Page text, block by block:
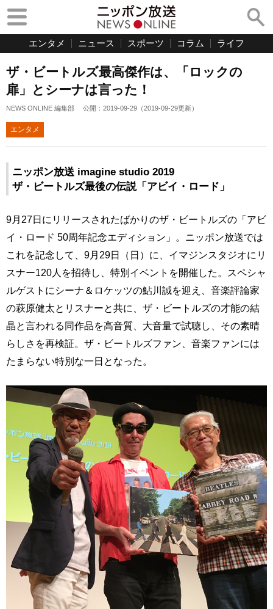
エンタメ ニュース スポーツ コラム ライフ
ザ・ビートルズ最高傑作は、「ロックの
扉」とシーナは言った！
NEWS ONLINE 編集部 公開： 2019-09-29 （2019-09-29更新）
エンタメ
ニッポン放送 imagine studio 2019
ザ・ビートルズ最後の伝説「アビイ・ロード」
9月27日にリリースされたばかりのザ・ビートルズの「アビ
イ・ロード 50周年記念エディション」。ニッポン放送では
これを記念して、9月29日（日）に、イマジンスタジオにリ
スナー120人を招待し、特別イベントを開催した。スペシャ
ルゲストにシーナ＆ロケッツの鮎川誠を迎え、音楽評論家
の萩原健太とリスナーと共に、ザ・ビートルズの才能の結
晶と言われる同作品を高音質、大音量で試聴し、その素晴
らしさを再検証。ザ・ビートルズファン、音楽ファンには
たまらない特別な一日となった。